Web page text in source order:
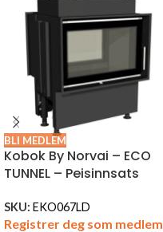
BLI MEDLEM
Kobok By Norvai – ECO
TUNNEL – Peisinnsats
SKU: EKO067LD
Registrer deg som medlem